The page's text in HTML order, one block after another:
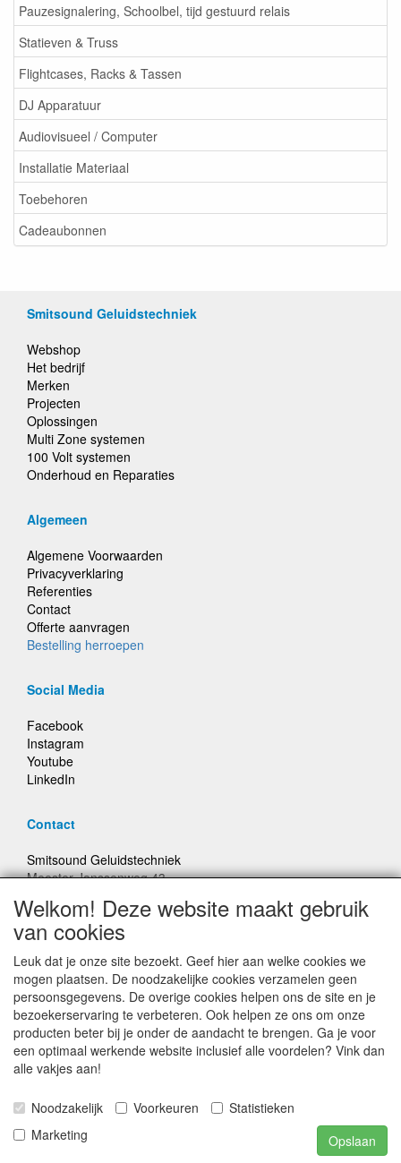
Pauzesignalering, Schoolbel, tijd gestuurd relais
Statieven & Truss
Flightcases, Racks & Tassen
DJ Apparatuur
Audiovisueel / Computer
Installatie Materiaal
Toebehoren
Cadeaubonnen
Smitsound Geluidstechniek
Webshop
Het bedrijf
Merken
Projecten
Oplossingen
Multi Zone systemen
100 Volt systemen
Onderhoud en Reparaties
Algemeen
Algemene Voorwaarden
Privacyverklaring
Referenties
Contact
Offerte aanvragen
Bestelling herroepen
Social Media
Facebook
Instagram
Youtube
LinkedIn
Contact
Smitsound Geluidstechniek
Meester Janssenweg 43
E-mail: info@smitsound.nl
Telefoon: +31-(0)6-22256322
Bestellingen binnen Nederland, ongeacht gewicht, verstuurd
voor € 6,95
Prijzen inclusief 21% BTW, tenzij anders vermeldt
© Smitsound Geluidstechniek 2024, alle rechten
Welkom! Deze website maakt gebruik
van cookies
Leuk dat je onze site bezoekt. Geef hier aan welke cookies we
mogen plaatsen. De noodzakelijke cookies verzamelen geen
persoonsgegevens. De overige cookies helpen ons de site en je
bezoekerservaring te verbeteren. Ook helpen ze ons om onze
producten beter bij je onder de aandacht te brengen. Ga je voor
een optimaal werkende website inclusief alle voordelen? Vink dan
alle vakjes aan!
Noodzakelijk Voorkeuren
Statistieken
Marketing
Opslaan